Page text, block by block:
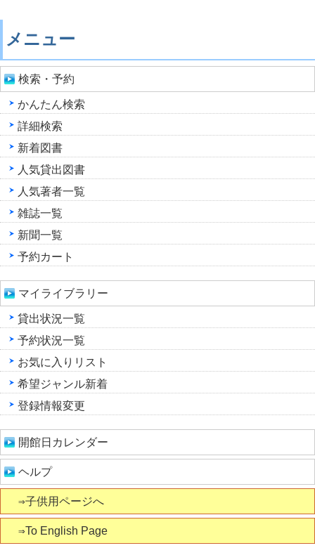
メニュー
検索・予約
かんたん検索
詳細検索
新着図書
人気貸出図書
人気著者一覧
雑誌一覧
新聞一覧
予約カート
マイライブラリー
貸出状況一覧
予約状況一覧
お気に入りリスト
希望ジャンル新着
登録情報変更
開館日カレンダー
ヘルプ
⇒子供用ページへ
⇒To English Page